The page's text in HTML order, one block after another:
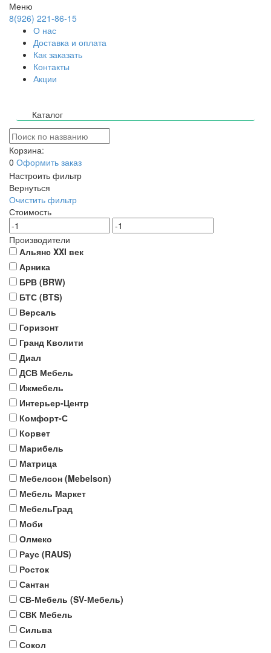
Меню
8(926) 221-86-15
О нас
Доставка и оплата
Как заказать
Контакты
Акции
Каталог
Корзина:
0 Оформить заказ
Настроить фильтр
Вернуться
Очистить фильтр
Стоимость
Производители
Альянс XXI век
Арника
БРВ (BRW)
БТС (BTS)
Версаль
Горизонт
Гранд Кволити
Диал
ДСВ Мебель
Ижмебель
Интерьер-Центр
Комфорт-С
Корвет
Марибель
Матрица
Мебелсон (Mebelson)
Мебель Маркет
МебельГрад
Моби
Олмеко
Раус (RAUS)
Росток
Сантан
СВ-Мебель (SV-Мебель)
СВК Мебель
Сильва
Сокол